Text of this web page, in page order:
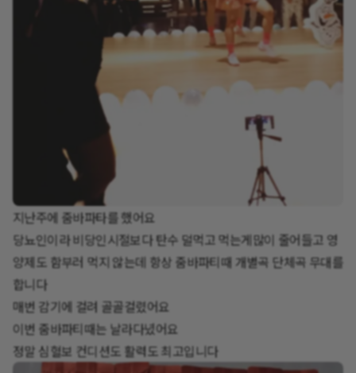
지난주에 줌바파타를 했어요
당뇨인이라 비당인시절보다 탄수 덜먹고 먹는게많이 줄어들고 영
양제도 함부러 먹지 않는데 항상 줌바파티때 개별곡 단체곡 무대를
합니다
매번 감기에 걸려 골골걸렸어요
이번 줌바파티때는 날라다녔어요
정말 심혈보 컨디션도 활력도 최고입니다